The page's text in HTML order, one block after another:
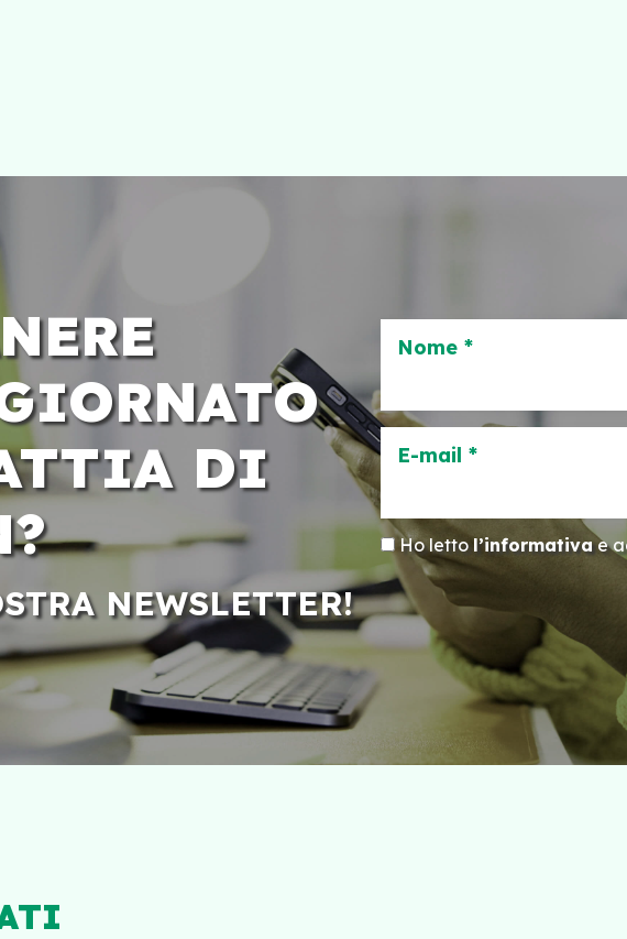
DI
NEWSLETTER!
Nome *
E-mail *
Ho letto l’informativae